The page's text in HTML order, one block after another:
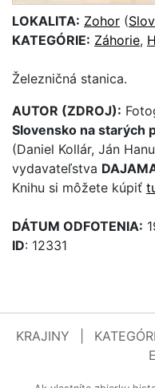
LOKALITA: Zohor (
KATEGÓRIE: Záhorie,
Železničná stanica.
AUTOR (ZDROJ):
Slovensko na starých
(Daniel Kollár, Ján
vydavateľstva
Knihu si môžete kúpiť
DÁTUM ODFOTENIA:
ID: 12331
KRAJINY